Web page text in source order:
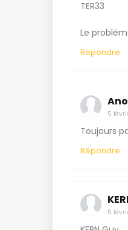
TER33
Le
Répondre
5
Toujours
Répondre
5